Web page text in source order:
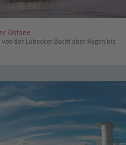
Ostsee
der Lübecker Bucht über Rügen bis